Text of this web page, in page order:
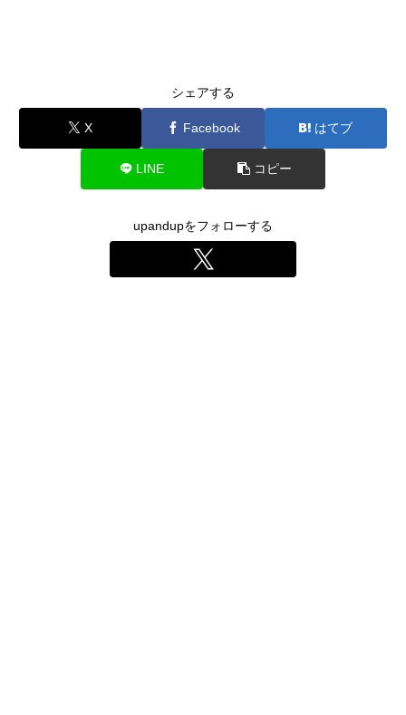
シェアする
X Facebook はてブ
LINE コピー
upandupをフォローする